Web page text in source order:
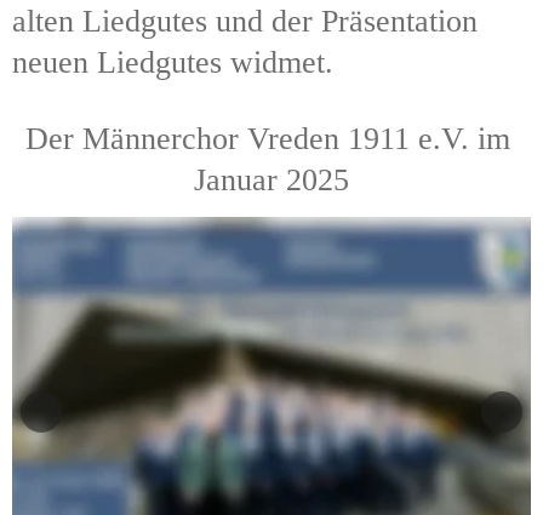
alten Liedgutes und der Präsentation
neuen Liedgutes widmet.
Der Männerchor Vreden 1911 e.V. im
Januar 2025